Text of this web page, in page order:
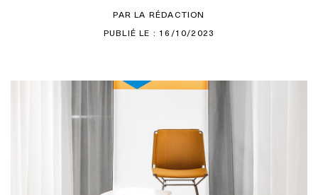
PAR LA RÉDACTION
PUBLIÉ LE : 16/10/2023